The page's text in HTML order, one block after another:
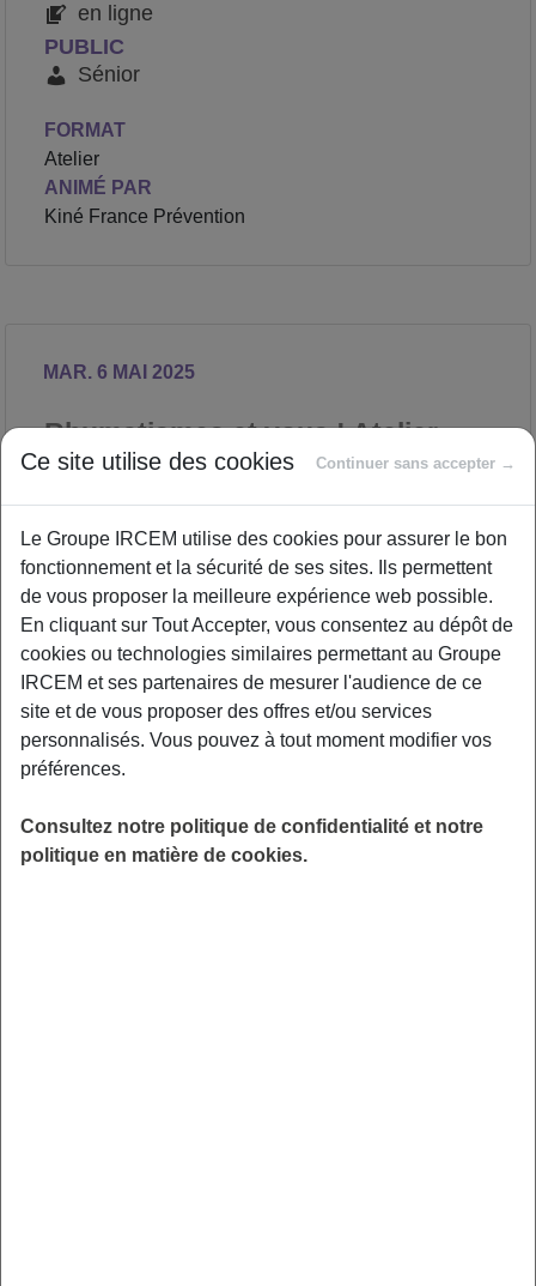
en ligne
PUBLIC
Sénior
FORMAT
Atelier
ANIMÉ PAR
Kiné France Prévention
MAR. 6 MAI 2025
Rhumatismes et vous ! Atelier
1.
SANTÉ
Un premier atelier de prévention interactif
centré autour des conséquences physiques
liées au vieillissement de l’appareil
locomoteur. Un kinésithérapeute de Kiné
France Prévention vous donnera les clefs pour
être acteur de votre santé physique. Salle du
Léger-de-Linières.
Ce site utilise des cookies Continuer sans accepter →
Le Groupe IRCEM utilise des cookies pour assurer le bon
fonctionnement et la sécurité de ses sites. Ils permettent
de vous proposer la meilleure expérience web possible.
En cliquant sur Tout Accepter, vous consentez au dépôt de
cookies ou technologies similaires permettant au Groupe
IRCEM et ses partenaires de mesurer l'audience de ce
site et de vous proposer des offres et/ou services
personnalisés. Vous pouvez à tout moment modifier vos
préférences.
Consultez notre politique de confidentialité et notre
politique en matière de cookies.